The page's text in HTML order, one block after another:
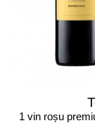
1 vin roșu